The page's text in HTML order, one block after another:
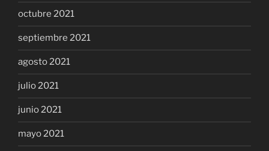
octubre 2021
septiembre 2021
agosto 2021
julio 2021
junio 2021
mayo 2021